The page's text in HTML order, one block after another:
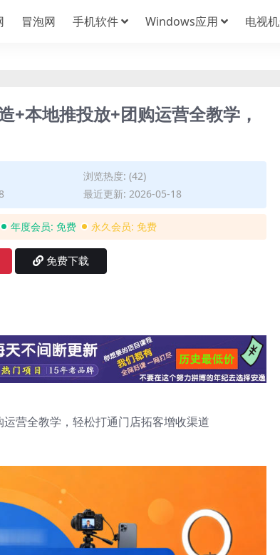
冒泡网 手机软件 Windows应用 电视
+本地推投放+团购运营全教学，
浏览热度: (42)
最近更新: 2026-05-18
年度会员: 免费 永久会员: 免费
免费下载
营全教学，轻松打通门店拓客增收渠道